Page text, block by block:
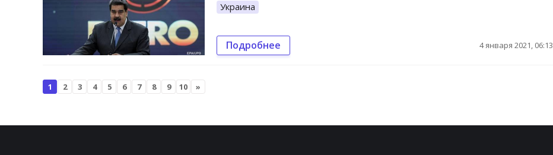
Украина
Подробнее 4 января 2021, 06:13
1 2 3 4 5 6 7 8 9 10 »